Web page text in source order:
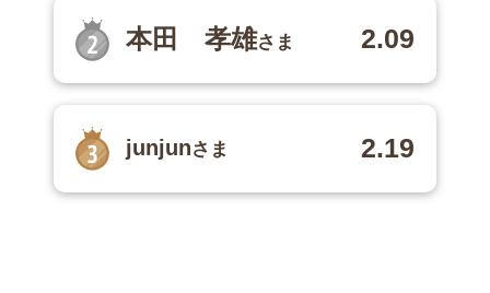
本田 孝雄さま 2.09
junjunさま 2.19